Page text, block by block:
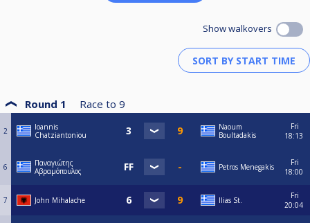
Show walkovers
Round 1 Race to 9
2
Ioannis
Chatziantoniou
Naoum
Boultadakis
Fri
18:13
6
Παναγιώτης
Αβραμόπουλος
Petros Menegakis
Fri
18:00
7 John Mihalache Ilias St.
Fri
20:04